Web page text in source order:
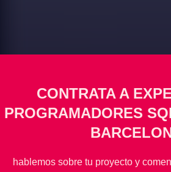
CONTRATA A
PROGRAMADORES
hablemos sobre tu proyecto y